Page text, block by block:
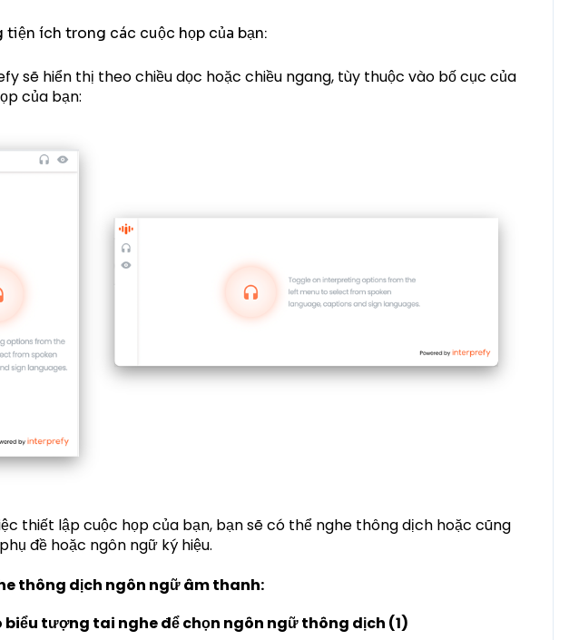
tiện ích trong các cuộc họp của bạn:
sẽ hiển thị theo chiều dọc hoặc chiều ngang, tùy thuộc vào bố cục của
của bạn:
thiết lập cuộc họp của bạn, bạn sẽ có thể nghe thông dịch hoặc cũng
đề hoặc ngôn ngữ ký hiệu.
thông dịch ngôn ngữ âm thanh:
biểu tượng tai nghe để chọn ngôn ngữ thông dịch (1)